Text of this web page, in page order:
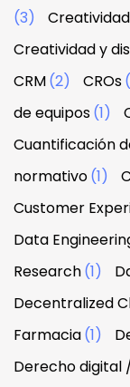
(3)
Creatividad y
CRM(2) CROs
de equipos(1)
Cuantificación
normativo(1)
Customer
Data
Research(1)
Decentralized
Farmacia(1)
Derecho digital